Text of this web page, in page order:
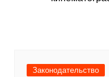
Законодательство